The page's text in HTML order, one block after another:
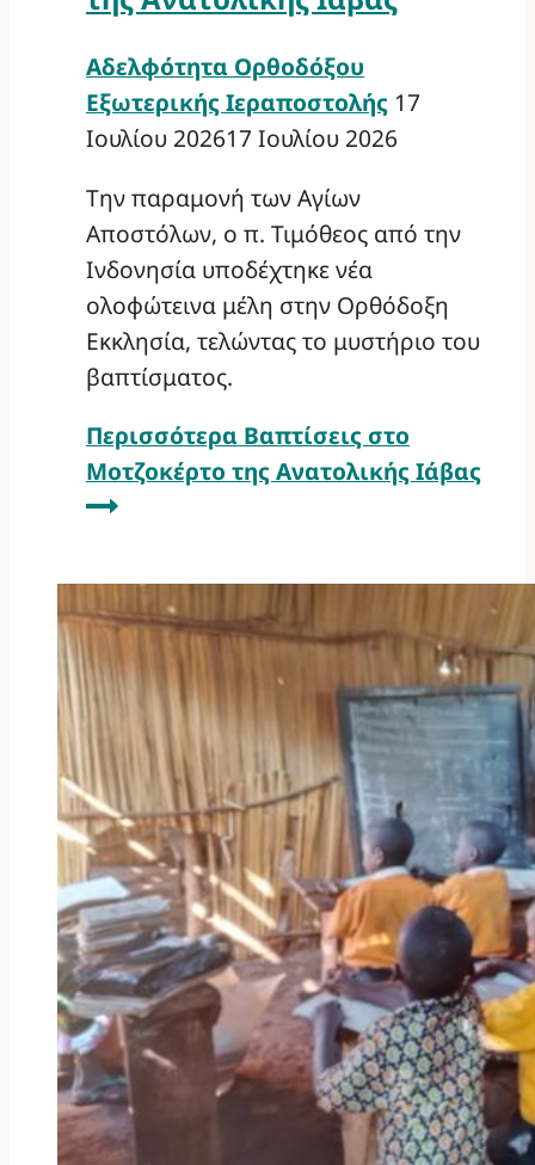
Αδελφότητα Ορθοδόξου
Εξωτερικής Ιεραποστολής 17
Ιουλίου 202617 Ιουλίου 2026
Την παραμονή των Αγίων
Αποστόλων, ο π. Τιμόθεος από την
Ινδονησία υποδέχτηκε νέα
ολοφώτεινα μέλη στην Ορθόδοξη
Εκκλησία, τελώντας το μυστήριο του
βαπτίσματος.
Περισσότερα Βαπτίσεις στο
Μοτζοκέρτο της Ανατολικής Ιάβας